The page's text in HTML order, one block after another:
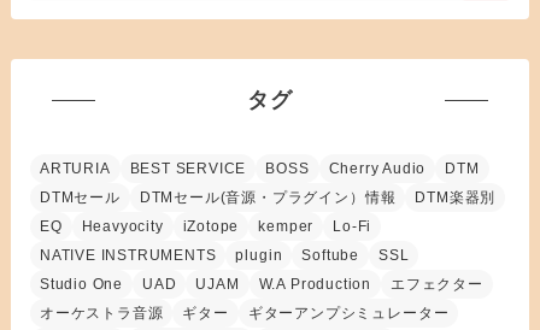
タグ
ARTURIA BEST SERVICE BOSS Cherry Audio
DTM
DTMセール
DTMセール(音源・プラグイン）情報
DTM楽器別
EQ
Heavyocity iZotope kemper
Lo-Fi
NATIVE INSTRUMENTS
plugin Softube
SSL
Studio One
UAD UJAM W.A Production
エフェクター
オーケストラ音源
ギター
ギターアンプシミュレーター